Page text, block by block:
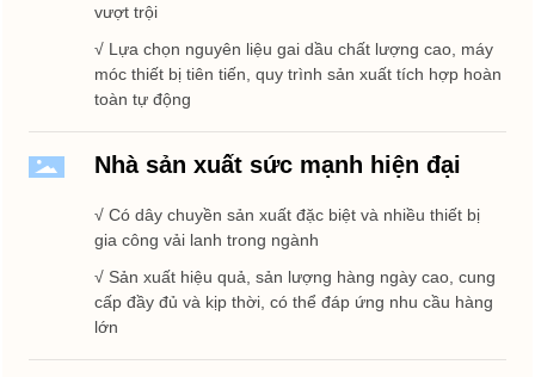
vượt trội
√ Lựa chọn nguyên liệu gai dầu chất lượng cao, máy
móc thiết bị tiên tiến, quy trình sản xuất tích hợp hoàn
toàn tự động
Nhà sản xuất sức mạnh hiện đại
√ Có dây chuyền sản xuất đặc biệt và nhiều thiết bị
gia công vải lanh trong ngành
√ Sản xuất hiệu quả, sản lượng hàng ngày cao, cung
cấp đầy đủ và kịp thời, có thể đáp ứng nhu cầu hàng
lớn